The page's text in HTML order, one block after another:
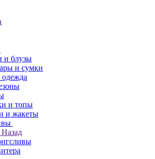
и блузы
и сумки
и топы
и жакеты
Назад